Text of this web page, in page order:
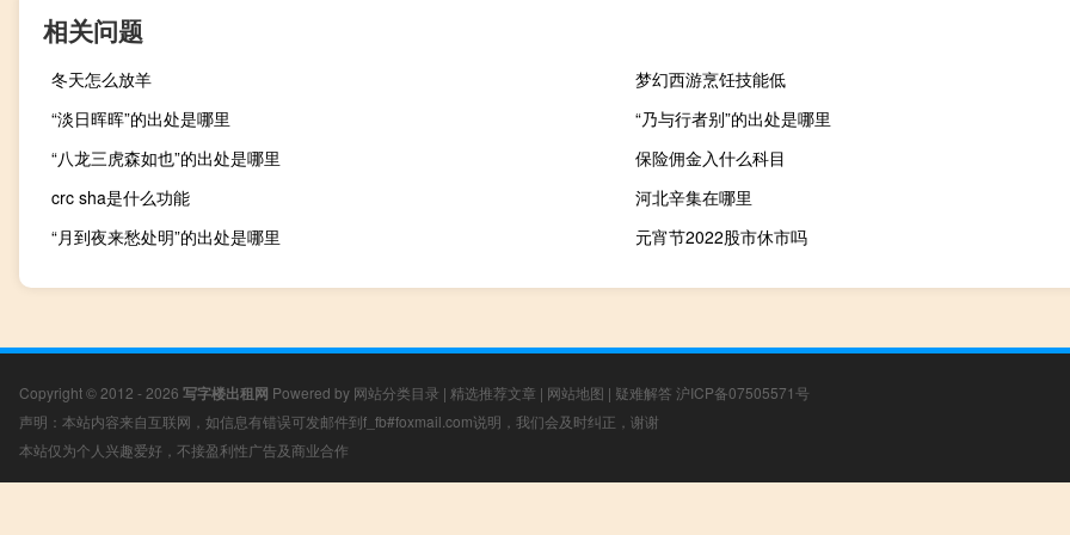
相关问题
冬天怎么放羊
梦幻西游烹饪技能低
“淡日晖晖”的出处是哪里
“乃与行者别”的出处是哪里
“八龙三虎森如也”的出处是哪里
保险佣金入什么科目
crc sha是什么功能
河北辛集在哪里
“月到夜来愁处明”的出处是哪里
元宵节2022股市休市吗
Copyright © 2012 - 2026 写字楼出租网 Powered by 网站分类目录 | 精选推荐文章 | 网站地图 | 疑难解答 沪ICP备07505571号
声明：本站内容来自互联网，如信息有错误可发邮件到f_fb#foxmail.com说明，我们会及时纠正，谢谢
本站仅为个人兴趣爱好，不接盈利性广告及商业合作